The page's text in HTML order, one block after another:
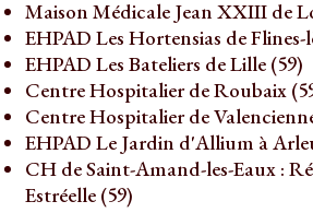
Maison Médicale Jean XXIII de
EHPAD Les Hortensias de
EHPAD Les Bateliers de Lille (59)
Centre Hospitalier de Roubaix
Centre Hospitalier de
EHPAD Le Jardin d'Allium à
CH de Saint-Amand-les-Eaux :
Estréelle (59)